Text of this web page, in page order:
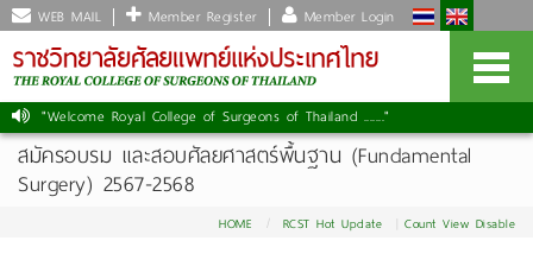
WEB MAIL Member Register Member Login
"Welcome Royal College of Surgeons of Thailand ......."
สมัครอบรม และสอบศัลยศาสตร์พื้นฐาน (Fundamental
Surgery) 2567-2568
HOME RCST Hot Update Count View Disable